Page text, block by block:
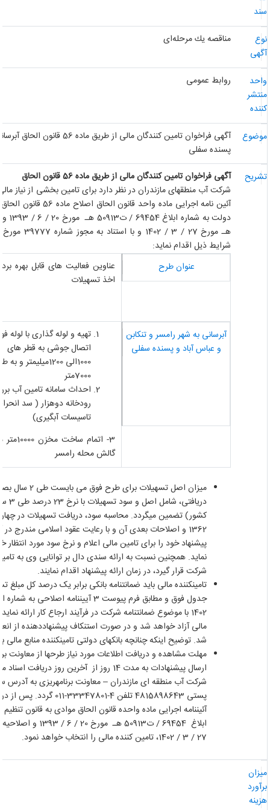
مناقصه یك مرحله‌ای
روابط عمومی
آگهی فراخوان تامین کنندگان مالی
پسنده سفلی
آگهی فراخوان تامین کنندگان مالی از طریق ماده 56 قانون الحاق
شرکت آب منطقه­ای مازندران در نظر دارد برای تامین بخشی از نیاز
آئین نامه اجرایی ماده
شرایط ذیل اقدام نماید:
عنوان طرح
عناوین فعالیت های قابل بهره
اخذ تسهیلات
آبرسانی به شهر رامسر و تنکابن
و عباس آباد و پسنده سفلی
تهیه و لوله گذاری با لوله
اتصال جوشی به قطر های
1000الی 1200میلیمتر و به
7000متر
احداث سامانه تامین آب
رودخانه دوهزار ( سد
تاسیسات آبگیری)
3- اتمام ساخت مخزن
گالش محله رامسر
میزان اصل
کشور) تضمین می­گردد. محاسبه سود، دریافت تسهیلات در
1362 و اصلاحات بعدی آن و با رعایت عقود اسلامی مندرج در
پیشنهاد خود را برای تامین مالی اعلام و نرخ سود مورد انتظار
نماید. همچنین نسبت به ارائه سندی دال بر توانایی وی به
شرکت قرار گیرد، در زمان ارائه پیشنهاد اقدام نمایند.
تامین­کننده مالی باید ضمانت­نامه بانکی برابر یک درصد کل
1402 با موضوع ضمانت­نامه شرکت در فرآیند ارجاع کار ارائه
مالی آزاد خواهد شد و در صورت استنکاف پیشنهاددهنده از
شد. توضیح اینکه چنانچه بانک­های دولتی تامین­کننده منابع مالی
ارسال پیشنهادات به مدت 14 روز از آخرین روز
آئین­نامه اجرایی ماده واحده قانون الحاق موادی به قانون
27 / 3 / 1402، تامین کننده مالی را انتخاب خواهد نمود.